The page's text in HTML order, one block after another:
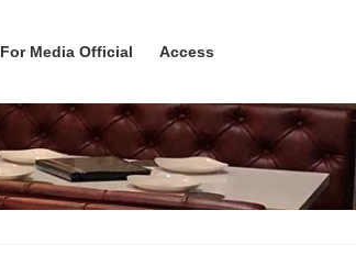
For Media Official Access